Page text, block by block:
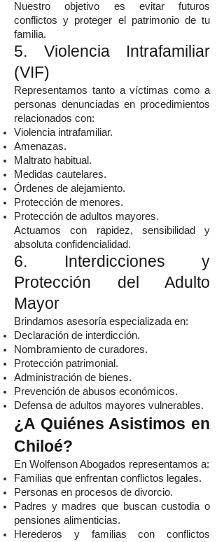
Nuestro objetivo es evitar futuros
conflictos y proteger el patrimonio de tu
familia.
5. Violencia Intrafamiliar
(VIF)
Representamos tanto a víctimas como a
personas denunciadas en procedimientos
relacionados con:
Violencia intrafamiliar.
Amenazas.
Maltrato habitual.
Medidas cautelares.
Órdenes de alejamiento.
Protección de menores.
Protección de adultos mayores.
Actuamos con rapidez, sensibilidad y
absoluta confidencialidad.
6. Interdicciones y
Protección del Adulto
Mayor
Brindamos asesoría especializada en:
Declaración de interdicción.
Nombramiento de curadores.
Protección patrimonial.
Administración de bienes.
Prevención de abusos económicos.
Defensa de adultos mayores vulnerables.
¿A Quiénes Asistimos en
Chiloé?
En Wolfenson Abogados representamos a:
Familias que enfrentan conflictos legales.
Personas en procesos de divorcio.
Padres y madres que buscan custodia o
pensiones alimenticias.
Herederos y familias con conflictos